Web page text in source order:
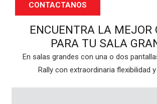
CONTACTANOS
ENCUENTRA LA MEJOR
PARA TU SALA
En salas grandes con una o dos
Rally con extraordinaria flexibilidad y